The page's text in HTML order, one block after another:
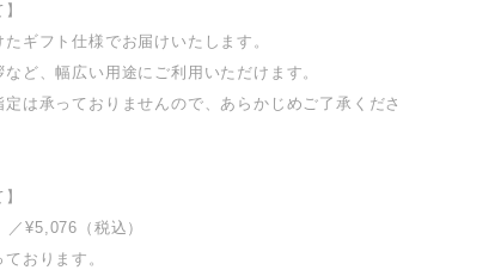
ギフト仕様でお届けいたします。
ど、幅広い用途にご利用いただけます。
は承っておりませんので、あらかじめご了承くださ
¥5,076（税込）
おります。